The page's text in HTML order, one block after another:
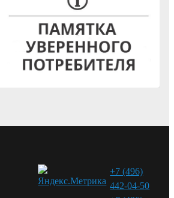
+7 (496)
442-04-50